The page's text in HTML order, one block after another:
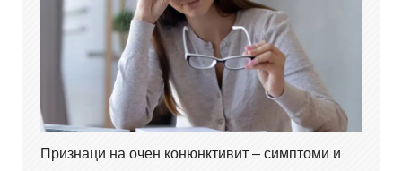
Признаци на очен конюнктивит – симптоми и